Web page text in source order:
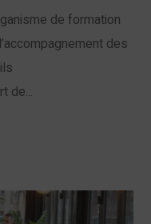
de formation
des
de...